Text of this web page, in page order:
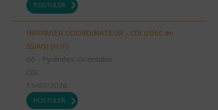
POSTULER
INFIRMIER COORDINATEUR - CDI (IDEC en
SSIAD) (H/F)
66 - Pyrénées-Orientales
CDI
15/07/2026
POSTULER